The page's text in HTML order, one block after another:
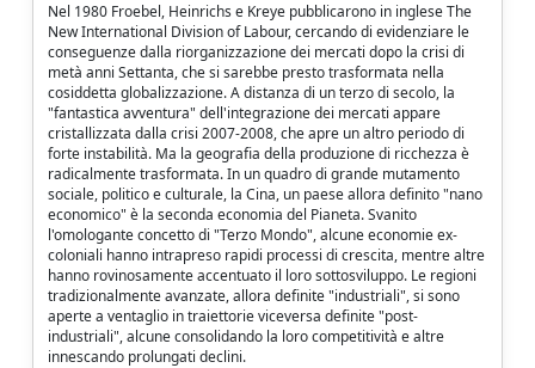
Nel 1980 Froebel, Heinrichs e Kreye pubblicarono in inglese The
New International Division of Labour, cercando di evidenziare le
conseguenze dalla riorganizzazione dei mercati dopo la crisi di
metà anni Settanta, che si sarebbe presto trasformata nella
cosiddetta globalizzazione. A distanza di un terzo di secolo, la
"fantastica avventura" dell'integrazione dei mercati appare
cristallizzata dalla crisi 2007-2008, che apre un altro periodo di
forte instabilità. Ma la geografia della produzione di ricchezza è
radicalmente trasformata. In un quadro di grande mutamento
sociale, politico e culturale, la Cina, un paese allora definito "nano
economico" è la seconda economia del Pianeta. Svanito
l'omologante concetto di "Terzo Mondo", alcune economie ex-
coloniali hanno intrapreso rapidi processi di crescita, mentre altre
hanno rovinosamente accentuato il loro sottosviluppo. Le regioni
tradizionalmente avanzate, allora definite "industriali", si sono
aperte a ventaglio in traiettorie viceversa definite "post-
industriali", alcune consolidando la loro competitività e altre
innescando prolungati declini.